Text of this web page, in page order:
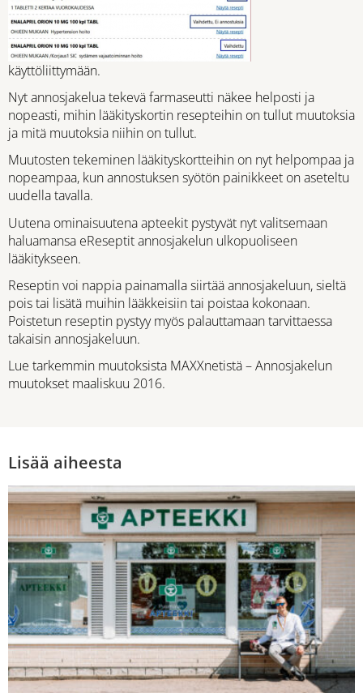
käyttöliittymään.
Nyt annosjakelua tekevä farmaseutti näkee helposti ja
nopeasti, mihin lääkityskortin resepteihin on tullut muutoksia
ja mitä muutoksia niihin on tullut.
Muutosten tekeminen lääkityskortteihin on nyt helpompaa ja
nopeampaa, kun annostuksen syötön painikkeet on aseteltu
uudella tavalla.
Uutena ominaisuutena apteekit pystyvät nyt valitsemaan
haluamansa eReseptit annosjakelun ulkopuoliseen
lääkitykseen.
Reseptin voi nappia painamalla siirtää annosjakeluun, sieltä
pois tai lisätä muihin lääkkeisiin tai poistaa kokonaan.
Poistetun reseptin pystyy myös palauttamaan tarvittaessa
takaisin annosjakeluun.
Lue tarkemmin muutoksista MAXXnetistä – Annosjakelun
muutokset maaliskuu 2016.
Lisää aiheesta